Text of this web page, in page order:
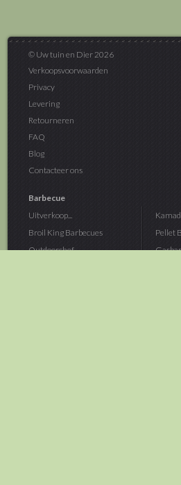
© Uw tuin en Dier 2026
Verkoopsvoorwaarden
Privacy
Levering
Retourneren
FAQ
Blog
Contacteer ons
Barbecue
Uitverkoop...
Broil King Barbecues
Outdoorchef...
Pellet